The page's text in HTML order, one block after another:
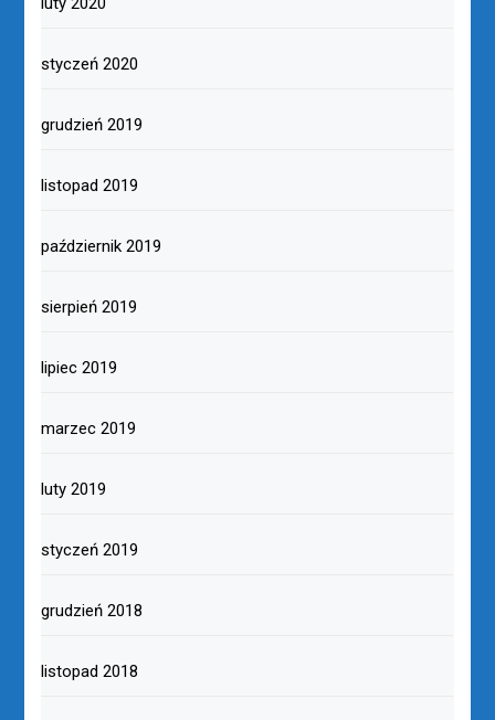
styczeń 2020
grudzień 2019
listopad 2019
październik 2019
sierpień 2019
lipiec 2019
marzec 2019
luty 2019
styczeń 2019
grudzień 2018
listopad 2018